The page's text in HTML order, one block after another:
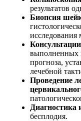
результатов
Биопсия
исследования
выполненных
прогноза,
лечебной
Проведение
Диагностика
бесплодия.